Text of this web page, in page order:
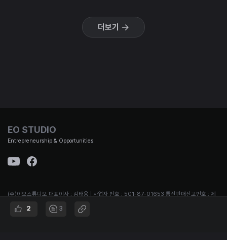
더보기
2 3
EO STUDIO
Entrepreneurship & Opportunities
(주)이오스튜디오 대표이사 : 김태용 | 사업자 번호 : 501-87-01653 통신판매신고번호 : 제
02-3442-692 | 주소 : 서울시 강남구 논현로167길 12, B1